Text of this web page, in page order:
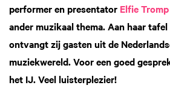
performer en presentator Elfie Tromp
ander muzikaal thema. Aan haar
ontvangt zij gasten uit de
muziekwereld. Voor een goed
het IJ. Veel luisterplezier!